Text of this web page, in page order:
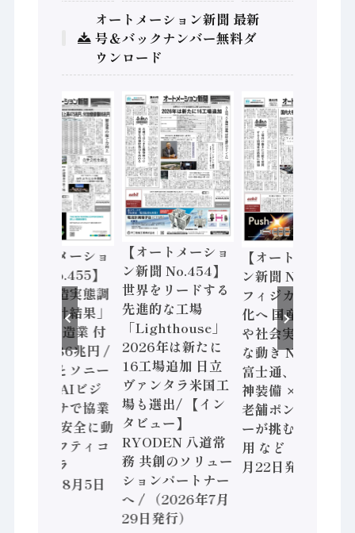
オートメーション新聞 最新
号＆バックナンバー無料ダ
ウンロード
【オートメーショ
ン新聞 No.455】
「経済構造実態調
査二次集計結果」
2024年製造業 付
加価値額86兆円 /
三菱電機とソニー
セミコン AIビジ
ョンセンサで協業
/ IDEC、安全に動
かすセーフティコ
ントローラ
（2026年8月5日
【オートメーショ
ン新聞 No.454】
世界をリードする
先進的な工場
「Lighthouse」
2026年は新たに
16工場追加 日立
ヴァンタラ米国工
場も選出/ 【イン
タビュー】
RYODEN 八道常
務 共創のソリュー
ションパートナー
へ / （2026年7月
29日発行）
【オートメーショ
ン新聞 No.453】
フィジカルAI本格
化へ 国産AI開発
や社会実装に活発
な動き Noetra、
富士通、日立 / 兵
神装備 × HMS、
老舗ポンプメーカ
ーが挑むデータ活
用 など（2026年7
月22日発行）